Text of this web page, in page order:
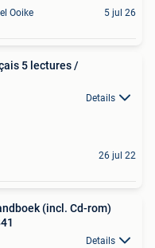
Ooike 5 jul 26
5 lectures /
Details
26 jul 22
(incl. Cd-rom)
Details